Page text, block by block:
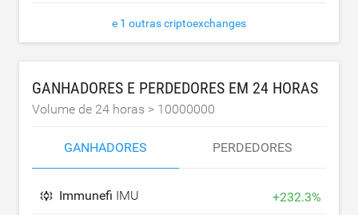
e 1 outras criptoexchanges
GANHADORES E PERDEDORES EM 24 HORAS
Volume de 24 horas > 10000000
GANHADORES PERDEDORES
Immunefi IMU +232.3%